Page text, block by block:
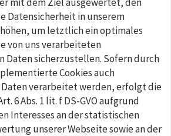
Datensicherheit in unserem
um letztlich ein optimales
von uns verarbeiteten
Daten sicherzustellen. Sofern durch
Cookies auch
verarbeitet werden, erfolgt die
6 Abs. 1 lit. f DS-GVO aufgrund
Interesses an der statistischen
unserer Webseite sowie an der